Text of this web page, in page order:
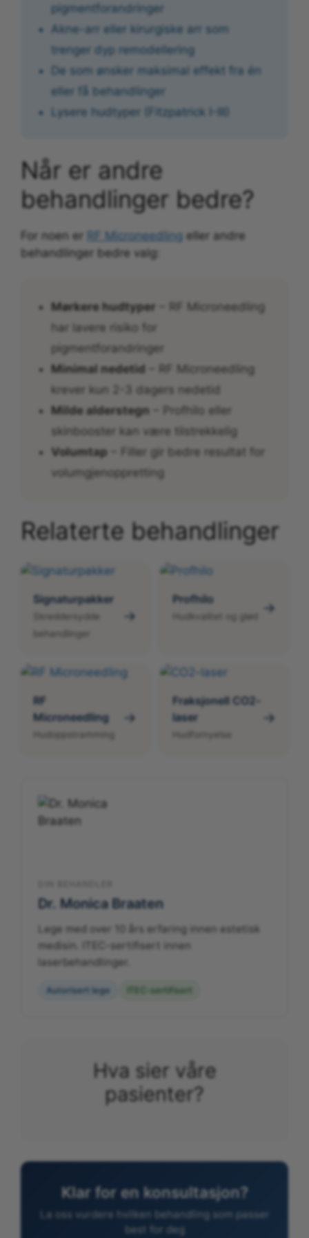
pigmentforandringer
Akne-arr eller kirurgiske arr som
trenger dyp remodellering
De som ønsker maksimal effekt fra én
eller få behandlinger
Lysere hudtyper (Fitzpatrick I-III)
Når er andre
behandlinger bedre?
For noen er RF Microneedling eller andre
behandlinger bedre valg:
Mørkere hudtyper – RF Microneedling
har lavere risiko for
pigmentforandringer
Minimal nedetid – RF Microneedling
krever kun 2-3 dagers nedetid
Milde alderstegn – Profhilo eller
skinbooster kan være tilstrekkelig
Volumtap – Filler gir bedre resultat for
volumgjenoppretting
Relaterte behandlinger
Signaturpakker
Skreddersydde
behandlinger
→
Profhilo
Hudkvalitet og glød →
RF
Microneedling
Hudoppstramming
→
Fraksjonell CO2-
laser
Hudfornyelse
→
Dr. Monica Braaten
Lege med over 10 års erfaring innen estetisk
medisin. ITEC-sertifisert innen
laserbehandlinger.
Autorisert lege ITEC-sertifisert
Hva sier våre
pasienter?
Klar for en konsultasjon?
La oss vurdere hvilken behandling som passer
best for deg